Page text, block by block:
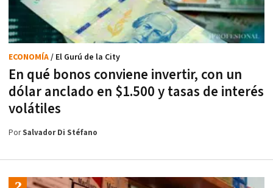
En qué bonos conviene invertir, con un
dólar anclado en $1.500 y tasas de interés
volátiles
ECONOMÍA/ El Gurú de la City
PorSalvador Di Stéfano